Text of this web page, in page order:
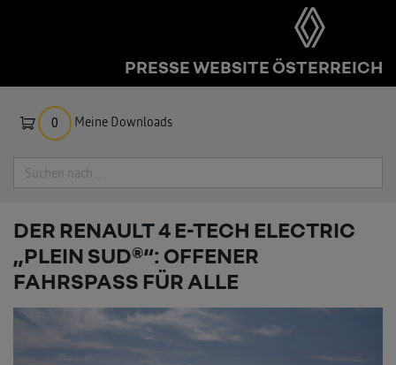
PRESSE WEBSITE ÖSTERREICH
0 Meine Downloads
Suche
DER RENAULT 4 E-TECH ELECTRIC
„PLEIN SUD®“: OFFENER
FAHRSPASS FÜR ALLE